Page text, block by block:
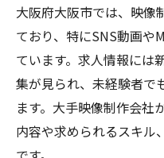
大阪府大阪市では、映像
ており、特にSNS動画や
ています。求人情報には
集が見られ、未経験者で
ます。大手映像制作会社
内容や求められるスキル